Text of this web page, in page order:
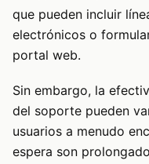
que pueden incluir
electrónicos o
portal web.
Sin embargo, la
del soporte pueden
usuarios a menudo
espera son